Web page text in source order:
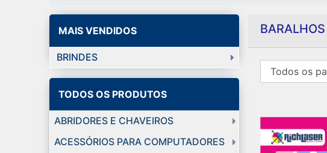
MAIS VENDIDOS
BRINDES
TODOS OS PRODUTOS
ABRIDORES E CHAVEIROS
ACESSÓRIOS PARA COMPUTADORES
BARALHOS